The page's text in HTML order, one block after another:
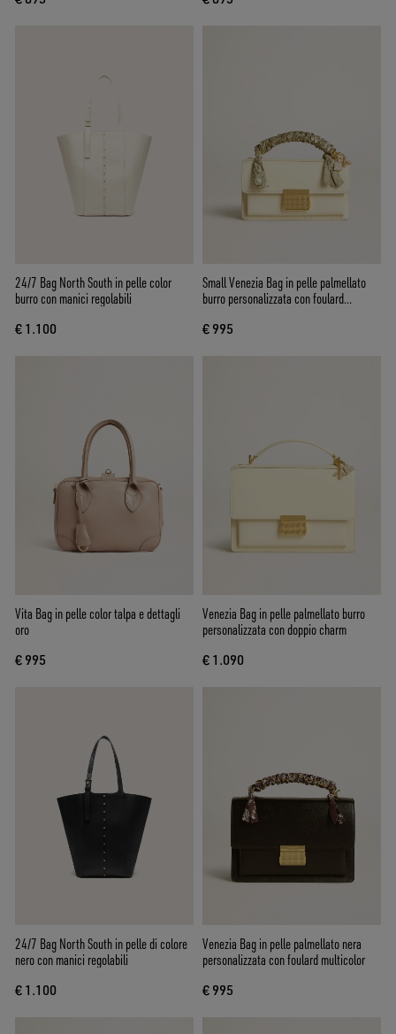
24/7 Bag North South in pelle color
burro con manici regolabili
€ 1.100
Small Venezia Bag in pelle palmellato
burro personalizzata con foulard
€ 995
Vita Bag in pelle color talpa e dettagli
oro
€ 995
Venezia Bag in pelle palmellato burro
personalizzata con doppio charm
€ 1.090
24/7 Bag North South in pelle di colore
nero con manici regolabili
€ 1.100
Venezia Bag in pelle palmellato nera
personalizzata con foulard multicolor
€ 995